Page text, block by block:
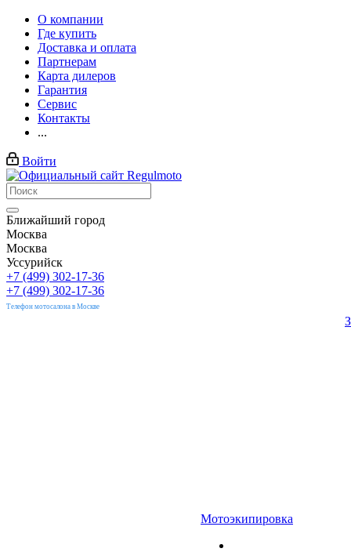
О компании
Где купить
Доставка и оплата
Партнерам
Карта дилеров
Гарантия
Сервис
Контакты
...
Войти
Ближайший город
Москва
Москва
Уссурийск
+7 (499) 302-17-36
+7 (499) 302-17-36
Телефон мотосалона в Москве
Мотоэкипировка